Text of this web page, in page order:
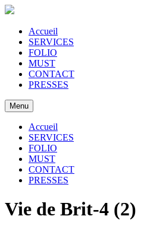
Accueil
SERVICES
FOLIO
MUST
CONTACT
PRESSES
Menu
Accueil
SERVICES
FOLIO
MUST
CONTACT
PRESSES
Vie de Brit-4 (2)